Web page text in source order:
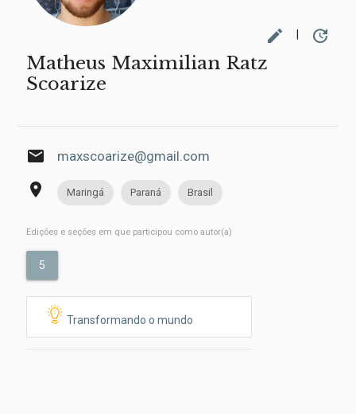
edit update
Matheus Maximilian Ratz
Scoarize
email maxscoarize@gmail.com
place Maringá Paraná Brasil
Edições e seções em que participou como autor(a)
5
Transformando o mundo